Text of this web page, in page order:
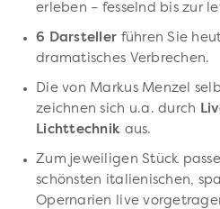
erleben – fesselnd bis zur
6 Darsteller führen Sie
dramatisches Verbrechen.
Die von Markus Menzel
zeichnen sich u.a. durch
Lichttechnik aus.
Zum jeweiligen Stück
schönsten italienischen,
Opernarien live